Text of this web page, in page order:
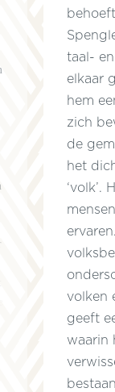
taal-
elkaar
hem
zich
de
het
‘volk’.
volken
geeft
waarin